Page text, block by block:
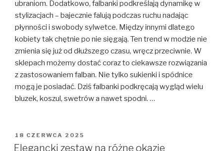
ubraniom. Dodatkowo, falbanki podkreślają dynamikę w
stylizacjach – bajecznie falują podczas ruchu nadając
płynności i swobody sylwetce. Między innymi dlatego
kobiety tak chętnie po nie sięgają. Ten trend w modzie nie
zmienia się już od dłuższego czasu, wręcz przeciwnie. W
sklepach możemy dostać coraz to ciekawsze rozwiązania
z zastosowaniem falban. Nie tylko sukienki i spódnice
mogą je posiadać. Dziś falbanki podkręcają wygląd wielu
bluzek, koszul, swetrów a nawet spodni. …
OPUBLIKOWANE
W
18 CZERWCA 2025
Elegancki zestaw na różne okazje